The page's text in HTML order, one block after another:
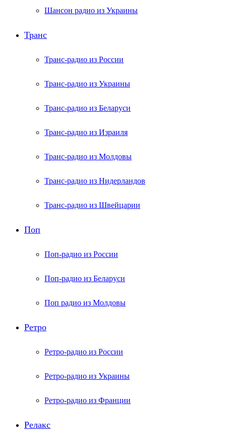
Шансон радио из Украины
Транс
Транс-радио из России
Транс-радио из Украины
Транс-радио из Беларуси
Транс-радио из Израиля
Транс-радио из Молдовы
Транс-радио из Нидерландов
Транс-радио из Швейцарии
Поп
Поп-радио из России
Поп-радио из Беларуси
Поп радио из Молдовы
Ретро
Ретро-радио из России
Ретро-радио из Украины
Ретро-радио из Франции
Релакс